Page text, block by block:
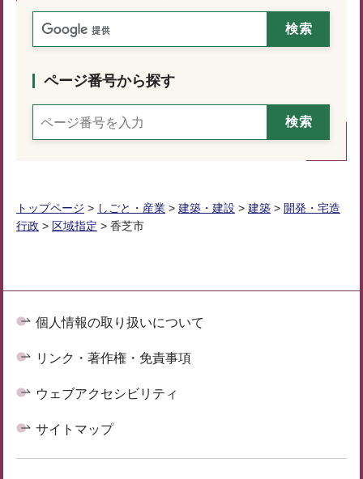
ページ番号から探す
トップページ > しごと・産業 > 建築・建設 > 建築 > 開発・宅造
行政 > 区域指定 > 香芝市
個人情報の取り扱いについて
リンク・著作権・免責事項
ウェブアクセシビリティ
サイトマップ